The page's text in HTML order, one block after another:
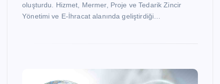
oluşturdu. Hizmet, Mermer, Proje ve Tedarik Zincir
Yönetimi ve E-İhracat alanında geliştirdiği…